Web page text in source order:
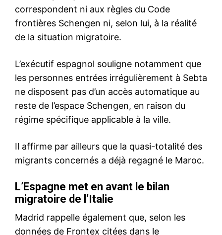
Quand la sûreté devient art :
les aéroports marocains
30 May 2025
In "Sécurité"